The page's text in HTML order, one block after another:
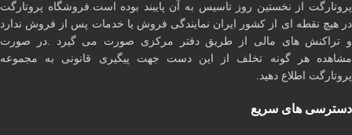
پروتارگت از نخستین روز تاسیس به آن پایبند بوده است.فروشگاه پروتارگت
در هیچ نقطه ای از کشور ایران نمایندگی فروش یا خدمات پس از فروش ندارد
و تراکنش های مالی از طریق دفتر مرکزی صورت می گیرد .در صورت
مشاهده هر گونه تخلف از این دست جهت پیگیری قانونی به مجموعه
پروتارگت اطلاع دهید.
دسترسی های سریع